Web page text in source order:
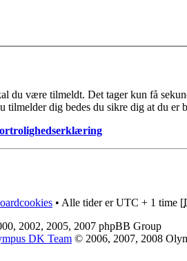
du være tilmeldt. Det tager kun få
tilmelder dig bedes du sikre dig at du
• Alle tider er UTC + 1 time [
2002, 2005, 2007 phpBB Group
DK Team © 2006, 2007, 2008